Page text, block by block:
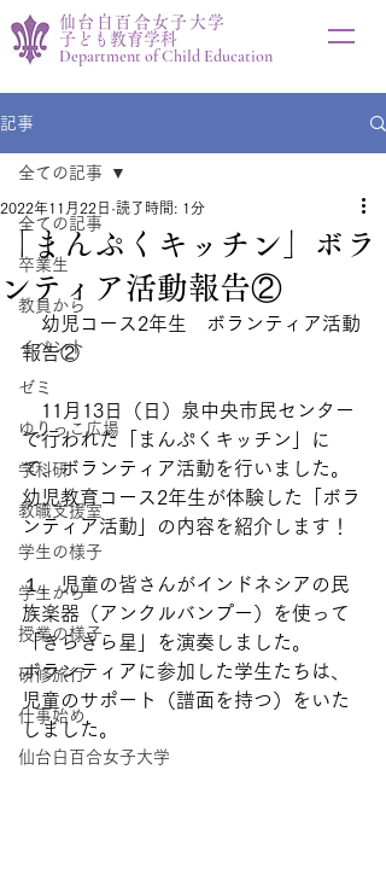
仙台白百合女子大学
子ども教育学科
Department of Child Education
記事
全ての記事
卒業生
教員から
イベント
ゼミ
ゆりっこ広場
学科研
教職支援室
学生の様子
学生から
授業の様子
研修旅行
仕事始め
仙台白百合女子大学
全ての記事
「まんぷくキッチン」ボラ
ンティア活動報告②
2022年11月22日 読了時間: 1分
幼児コース2年生　ボランティア活動
報告②
11月13日（日）泉中央市民センター
で行われた「まんぷくキッチン」に
て、ボランティア活動を行いました。
幼児教育コース2年生が体験した「ボラ
ンティア活動」の内容を紹介します！
１，児童の皆さんがインドネシアの民
族楽器（アンクルバンプー）を使って
「きらきら星」を演奏しました。
ボランティアに参加した学生たちは、
児童のサポート（譜面を持つ）をいた
しました。